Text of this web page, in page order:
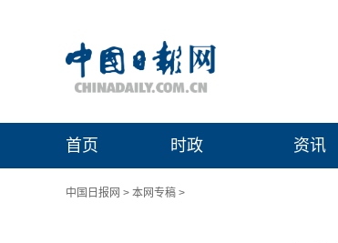
首页 时政 资讯
中国日报网 > 本网专稿 >